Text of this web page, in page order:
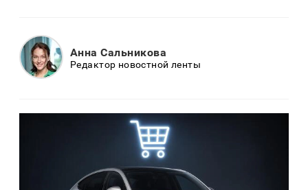
Анна Сальникова
Редактор новостной ленты